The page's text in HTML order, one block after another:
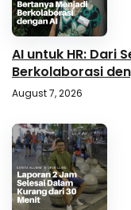
AI untuk HR: Dari
Berkolaborasi
August 7, 2026